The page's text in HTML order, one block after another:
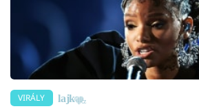
VIRÁLY